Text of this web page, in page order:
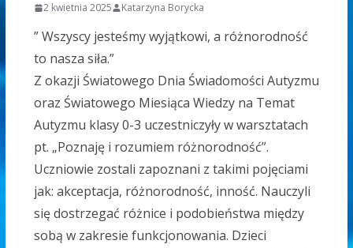
2 kwietnia 2025 Katarzyna Borycka
” Wszyscy jesteśmy wyjątkowi, a różnorodność
to nasza siła.”
Z okazji Światowego Dnia Świadomości Autyzmu
oraz Światowego Miesiąca Wiedzy na Temat
Autyzmu klasy 0-3 uczestniczyły w warsztatach
pt. „Poznaję i rozumiem różnorodność”.
Uczniowie zostali zapoznani z takimi pojęciami
jak: akceptacja, różnorodność, inność. Nauczyli
się dostrzegać różnice i podobieństwa między
sobą w zakresie funkcjonowania. Dzieci